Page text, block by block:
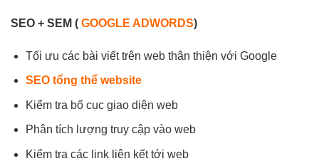
SEO + SEM ( GOOGLE ADWORDS)
Tối ưu các bài viết trên web thân thiện với Google
SEO tổng thể website
Kiểm tra bố cục giao diện web
Phân tích lượng truy cập vào web
Kiểm tra các link liên kết tới web